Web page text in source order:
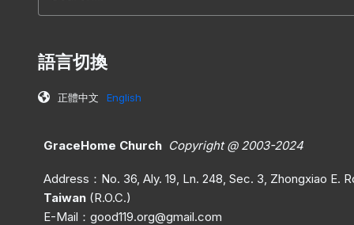
語言切換
正體中文 English
GraceHome Church Copyright @ 2003-2024
Address：No. 36, Aly. 19, Ln. 248, Sec. 3, Zhongxiao E.
Taiwan (R.O.C.)
E-Mail： good119.org@gmail.com